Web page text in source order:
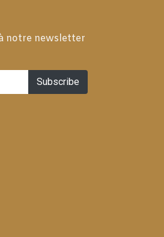
notre newsletter
Subscribe